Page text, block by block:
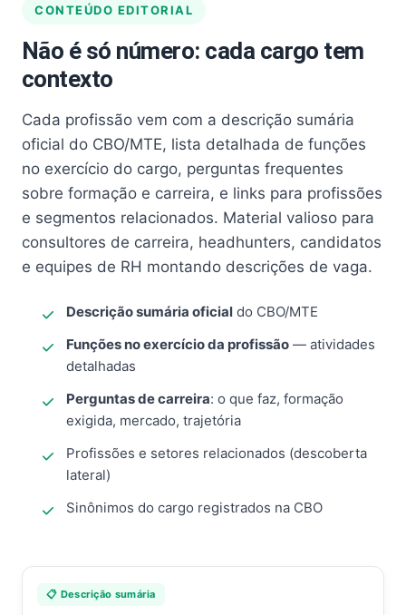
CONTEÚDO EDITORIAL
Não é só número: cada cargo tem
contexto
Cada profissão vem com a descrição sumária
oficial do CBO/MTE, lista detalhada de funções
no exercício do cargo, perguntas frequentes
sobre formação e carreira, e links para profissões
e segmentos relacionados. Material valioso para
consultores de carreira, headhunters, candidatos
e equipes de RH montando descrições de vaga.
Descrição sumária oficial do CBO/MTE
Funções no exercício da profissão — atividades
detalhadas
Perguntas de carreira: o que faz, formação
exigida, mercado, trajetória
Profissões e setores relacionados (descoberta
lateral)
Sinônimos do cargo registrados na CBO
📋 Descrição sumária